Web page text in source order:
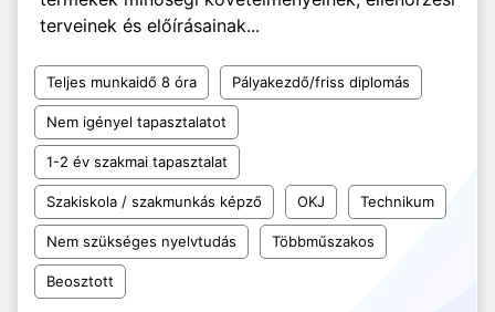
terveinek és előírásainak...
Teljes munkaidő 8 óra Pályakezdő/friss diplomás
Nem igényel tapasztalatot
1-2 év szakmai tapasztalat
Szakiskola / szakmunkás képző OKJ Technikum
Nem szükséges nyelvtudás Többműszakos
Beosztott